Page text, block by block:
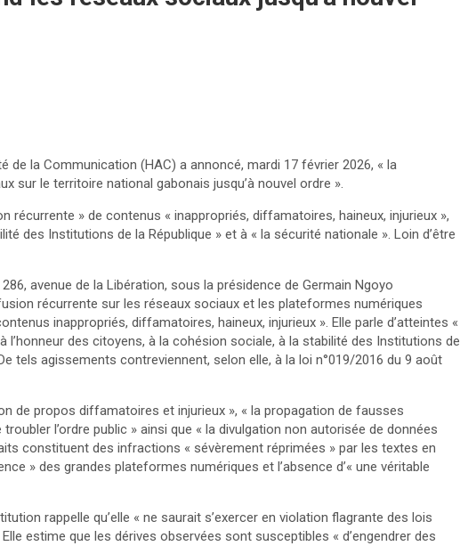
de la Communication (HAC) a annoncé, mardi 17 février 2026, « la
sur le territoire national gabonais jusqu’à nouvel ordre ».
récurrente » de contenus « inappropriés, diffamatoires, haineux, injurieux »,
des Institutions de la République » et à « la sécurité nationale ». Loin d’être
avenue de la Libération, sous la présidence de Germain Ngoyo
récurrente sur les réseaux sociaux et les plateformes numériques
inappropriés, diffamatoires, haineux, injurieux ». Elle parle d’atteintes «
l’honneur des citoyens, à la cohésion sociale, à la stabilité des Institutions de
tels agissements contreviennent, selon elle, à la loi n°019/2016 du 9 août
de propos diffamatoires et injurieux », « la propagation de fausses
l’ordre public » ainsi que « la divulgation non autorisée de données
constituent des infractions « sévèrement réprimées » par les textes en
» des grandes plateformes numériques et l’absence d’« une véritable
rappelle qu’elle « ne saurait s’exercer en violation flagrante des lois
estime que les dérives observées sont susceptibles « d’engendrer des